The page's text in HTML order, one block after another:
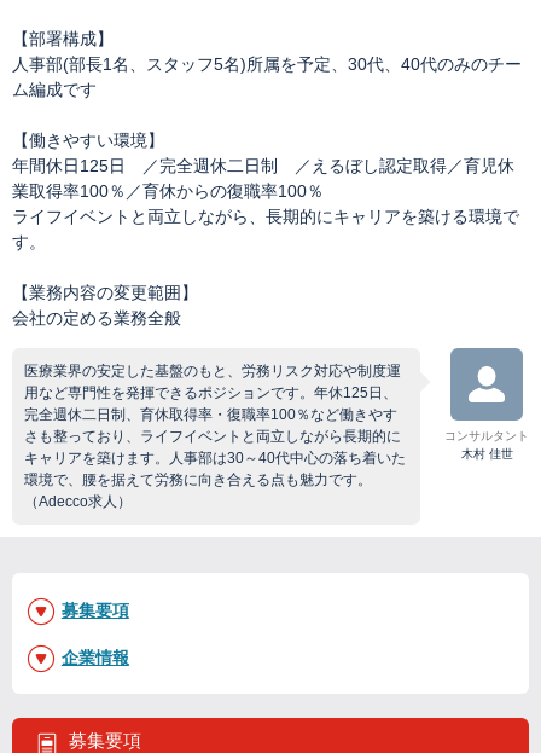
【部署構成】
人事部(部長1名、スタッフ5名)所属を予定、30代、40代のみのチー
ム編成です
【働きやすい環境】
年間休日125日 ／完全週休二日制 ／えるぼし認定取得／育児休
業取得率100％／育休からの復職率100％
ライフイベントと両立しながら、長期的にキャリアを築ける環境で
す。
【業務内容の変更範囲】
会社の定める業務全般
医療業界の安定した基盤のもと、労務リスク対応や制度運
用など専門性を発揮できるポジションです。年休125日、
完全週休二日制、育休取得率・復職率100％など働きやす
さも整っており、ライフイベントと両立しながら長期的に
キャリアを築けます。人事部は30～40代中心の落ち着いた
環境で、腰を据えて労務に向き合える点も魅力です。
（Adecco求人）
コンサルタント
木村 佳世
募集要項
募集要項
企業情報